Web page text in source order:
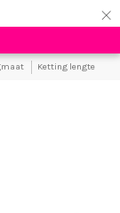
×
Ketting lengte